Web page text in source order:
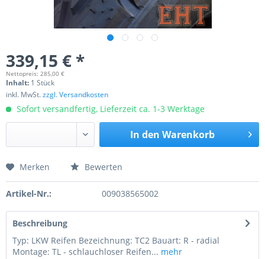
339,15 € *
Nettopreis: 285,00 €
Inhalt: 1 Stück
inkl. MwSt.zzgl. Versandkosten
Sofort versandfertig, Lieferzeit ca. 1-3 Werktage
In den Warenkorb
Preis anfragen
Merken Bewerten
Artikel-Nr.: 009038565002
Beschreibung
Typ: LKW Reifen Bezeichnung: TC2 Bauart: R - radial
Montage: TL - schlauchloser Reifen... mehr